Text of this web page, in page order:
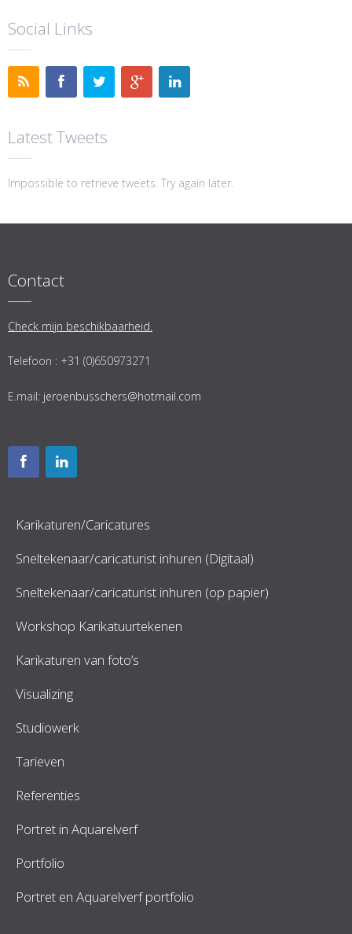
Social Links
Latest Tweets
Impossible to retrieve tweets. Try again later.
Contact
Check mijn beschikbaarheid.
Telefoon : +31 (0)650973271
E.mail: jeroenbusschers@hotmail.com
Karikaturen/Caricatures
Sneltekenaar/caricaturist inhuren (Digitaal)
Sneltekenaar/caricaturist inhuren (op papier)
Workshop Karikatuurtekenen
Karikaturen van foto’s
Visualizing
Studiowerk
Tarieven
Referenties
Portret in Aquarelverf
Portfolio
Portret en Aquarelverf portfolio